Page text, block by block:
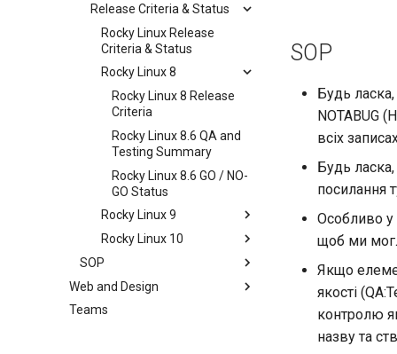
Git Commit Signing
openQA - Rocky Production
Access
openQA - openqa-cli POST
Examples
openQA - openqa-clone-
custom-refspec Examples
openQA - openqa-clone-job
Examples
Manual Install of openQA
for rockylinux
QA:Test Cases
QA:Test Cases
QA:Testcase Basic
Graphics Mode
QA:Testcase Boot Methods
Boot Iso
QA:Testcase Boot Methods
DVD
QA:Testcase Bootloader
Disk Selection
QA:Testcase Custom Boot
Methods Boot Iso
Testcase Debranding
QA:Testcase Disk Layouts
Hardware
Hardware compatibility
Release Criteria & Status
Rocky Linux Release
Criteria & Status
Rocky Linux 8
Rocky Linux 8 Release
Criteria
Rocky Linux 8.6 QA and
Testing Summary
Rocky Linux 8.6 GO / NO-
GO Status
Rocky Linux 9
Rocky Linux 9 Release
Rocky Linux 9.0 QA and
Testing Summary
Rocky Linux 10
Criteria
SOP
СОП (Стандартні операційні
Web and Design
Index
Teams
SOP
Будь
NOTABUG
всіх
Будь
посилання
Особливо у
щоб ми
Якщо
якості
контролю
назву та